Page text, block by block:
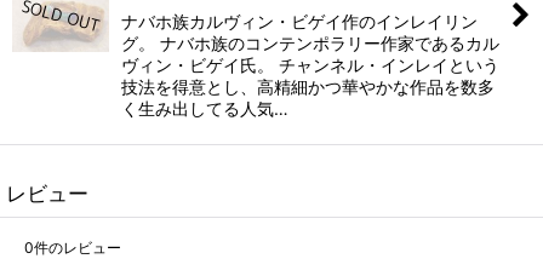
ナバホ族カルヴィン・ビゲイ作のインレイリン
グ。 ナバホ族のコンテンポラリー作家であるカル
ヴィン・ビゲイ氏。 チャンネル・インレイという
技法を得意とし、高精細かつ華やかな作品を数多
く生み出してる人気…
レビュー
0件のレビュー